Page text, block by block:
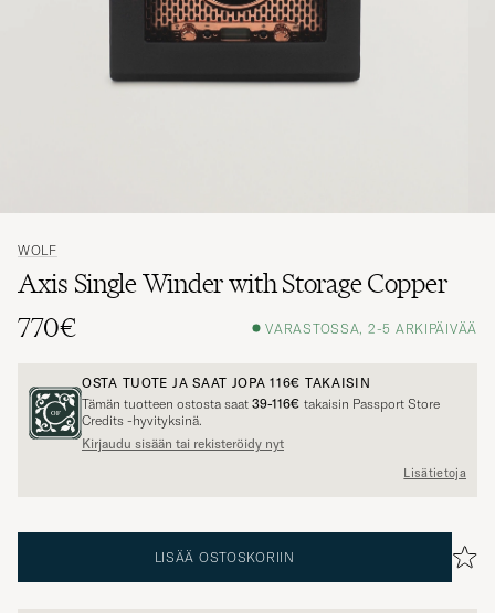
WOLF
Axis Single Winder with Storage Copper
770€
VARASTOSSA, 2-5 ARKIPÄIVÄÄ
OSTA TUOTE JA SAAT JOPA116€ TAKAISIN
Tämän tuotteen ostosta saat 39-116€ takaisin Passport Store
Credits -hyvityksinä.
Kirjaudu sisään tai rekisteröidy nyt
Lisätietoja
LISÄÄ OSTOSKORIIN